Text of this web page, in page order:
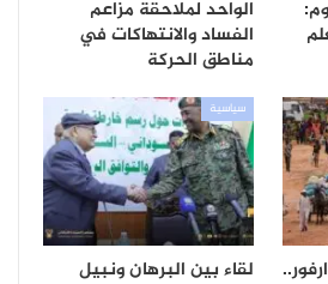
الواحد لملاحقة مزاعم
الفساد والانتهاكات في
مناطق الحركة
سياسية
لقاء بين البرهان ونبيل